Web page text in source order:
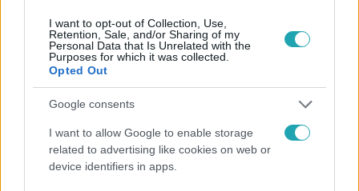
I want to opt-out of Collection, Use,
Retention, Sale, and/or Sharing of my
Personal Data that Is Unrelated with the
Purposes for which it was collected.
Opted Out
Google consents
I want to allow Google to enable storage
related to advertising like cookies on web or
device identifiers in apps.
Népszerű